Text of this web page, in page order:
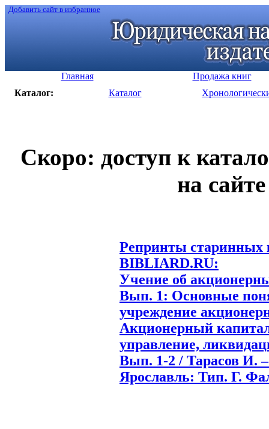
Добавить сайт в избранное
Главная
Продажа книг
Каталог:
Каталог
Скоро: доступ к
на
Репринты старинных
BIBLIARD.RU:
Учение об
Вып. 1: Основные
учреждение
Акционерный
управление,
Вып. 1-2 / Тарасов И.
Ярославль: Тип. Г.